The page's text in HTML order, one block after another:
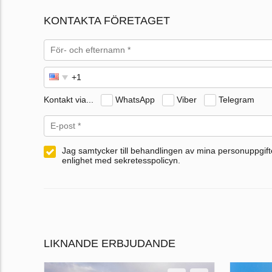
KONTAKTA FÖRETAGET
Kontakt via... WhatsApp Viber Telegram
Jag samtycker till behandlingen av mina
enlighet med sekretesspolicyn.
LIKNANDE ERBJUDANDE